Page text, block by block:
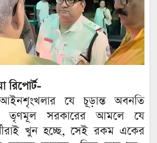
রিপোর্ট-
যে চূড়ান্ত অবনতি
তৃণমূল সরকারের আমলে যে
খুন হচ্ছে, সেই রকম একের